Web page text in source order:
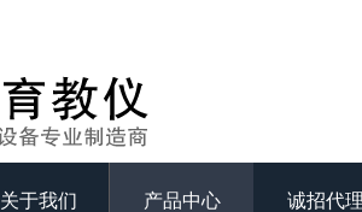
关于我们 产品中心 诚招代